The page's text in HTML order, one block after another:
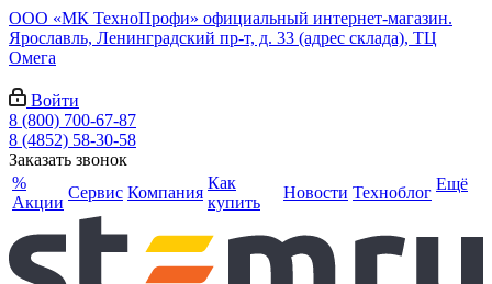
ООО «МК ТехноПрофи» официальный интернет-магазин.
Ярославль, Ленинградский пр-т, д. 33 (адрес склада), ТЦ
Омега
Войти
8 (800) 700-67-87
8 (4852) 58-30-58
Заказать звонок
%
Акции
Сервис Компания
Как
купить
Новости Техноблог Ещё